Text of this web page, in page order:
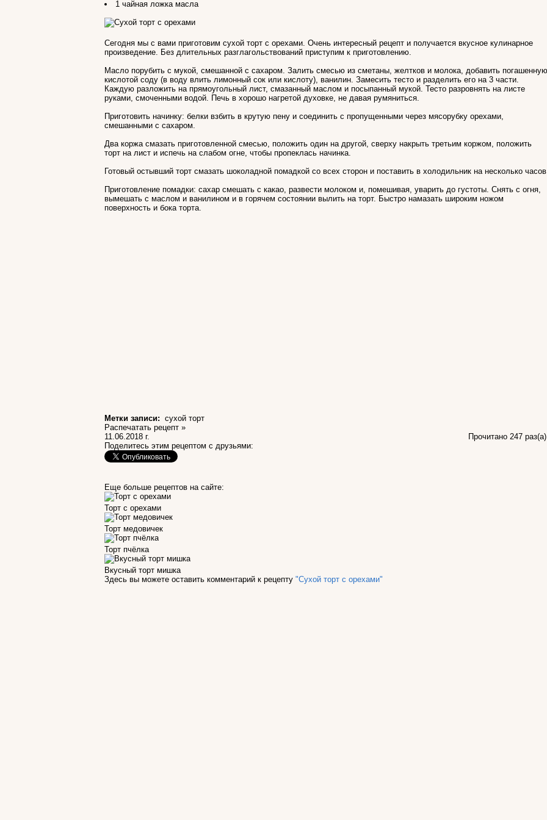
1 чайная ложка масла
Сегодня мы с вами приготовим сухой торт с орехами. Очень интересный рецепт и получается вкусное кулинарное
произведение. Без длительных разглагольствований приступим к приготовлению.
Масло порубить с мукой, смешанной с сахаром. Залить смесью из сметаны, желтков и молока, добавить погашенную
кислотой соду (в воду влить лимонный сок или кислоту), ванилин. Замесить тесто и разделить его на 3 части.
Каждую разложить на прямоугольный лист, смазанный маслом и посыпанный мукой. Тесто разровнять на листе
руками, смоченными водой. Печь в хорошо нагретой духовке, не давая румяниться.
Приготовить начинку: белки взбить в крутую пену и соединить с пропущенными через мясорубку орехами,
смешанными с сахаром.
Два коржа смазать приготовленной смесью, положить один на другой, сверху накрыть третьим коржом, положить
торт на лист и испечь на слабом огне, чтобы пропеклась начинка.
Готовый остывший торт смазать шоколадной помадкой со всех сторон и поставить в холодильник на несколько
Приготовление помадки: сахар смешать с какао, развести молоком и, помешивая, уварить до густоты. Снять с огня,
вымешать с маслом и ванилином и в горячем состоянии вылить на торт. Быстро намазать широким ножом
поверхность и бока торта.
Метки записи: сухой торт
Распечатать рецепт »
11.06.2018 г.
Прочитано 247
Поделитесь этим рецептом с друзьями:
Еще больше рецептов на сайте:
Торт с орехами
Торт медовичек
Торт пчёлка
Вкусный торт мишка
Здесь вы можете оставить комментарий к рецепту "Сухой торт с орехами"